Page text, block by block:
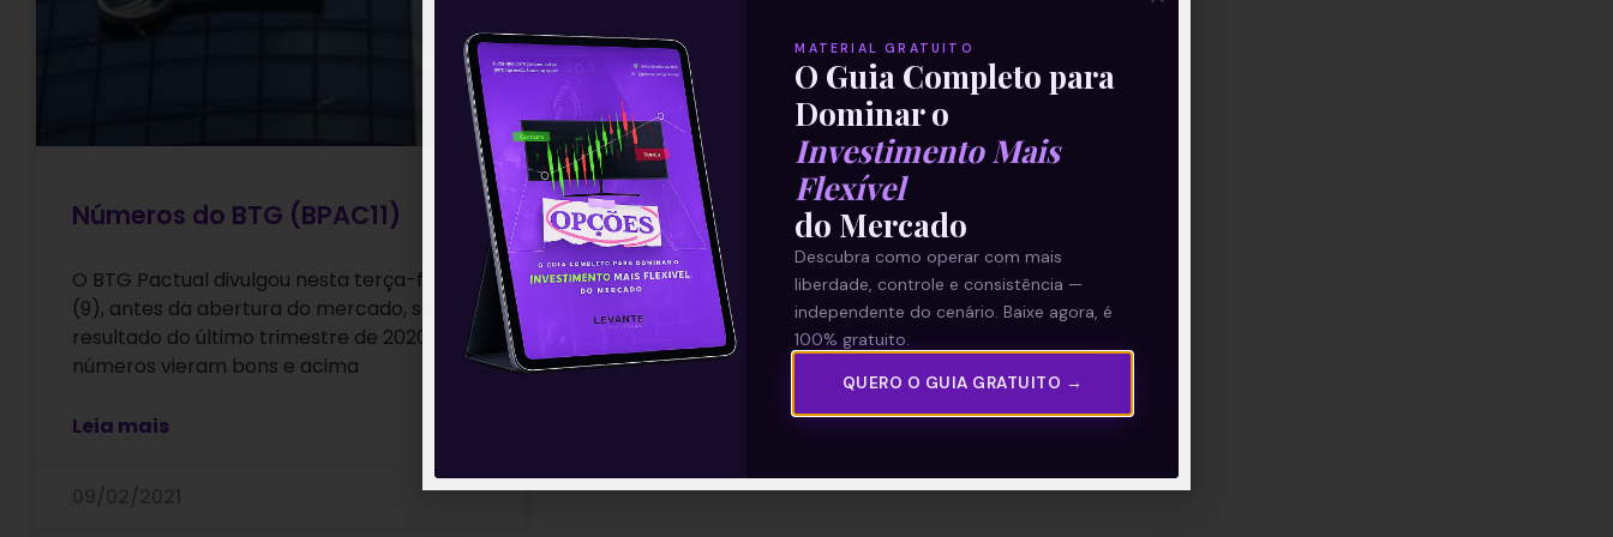
Números do BTG (BPAC11)
O BTG Pactual divulgou nesta terça-feira
(9), antes da abertura do mercado, seu
resultado do último trimestre de 2020. Os
números vieram bons e acima
Leia mais
MATERIAL GRATUITO
O Guia Completo para
Dominar o
Investimento Mais
Flexível
do Mercado
Descubra como operar com mais
liberdade, controle e consistência —
independente do cenário. Baixe agora, é
100% gratuito.
QUERO O GUIA GRATUITO →